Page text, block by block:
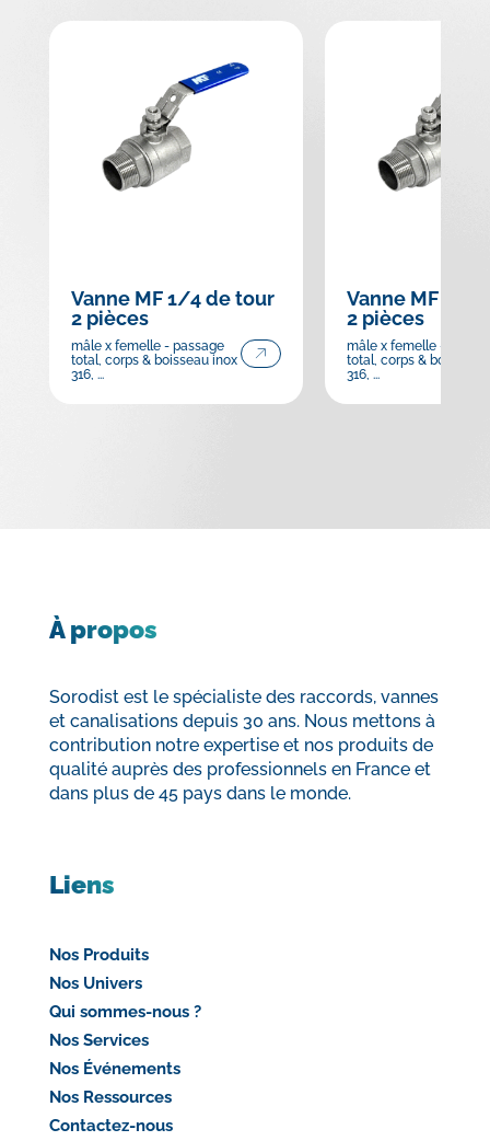
Vanne MF 1/4 de tour
2 pièces
mâle x femelle - passage
total, corps & boisseau inox
316, ...
Vanne MF 1/4
2 pièces
mâle x femelle -
total, corps & boisseau
316, ...
À propos
Sorodist est le spécialiste des raccords, vannes
et canalisations depuis 30 ans. Nous mettons à
contribution notre expertise et nos produits de
qualité auprès des professionnels en France et
dans plus de 45 pays dans le monde.
Liens
Nos Produits
Nos Univers
Qui sommes-nous ?
Nos Services
Nos Événements
Nos Ressources
Contactez-nous